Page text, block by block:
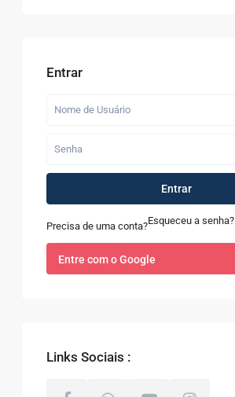
Entrar
Entrar
Precisa de uma conta?Esqueceu a senha?
Entre com o Google
Links Sociais :